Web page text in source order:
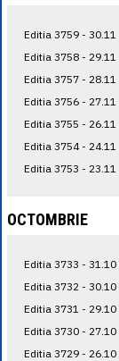
Editia 3759 - 30.11
Editia 3758 - 29.11
Editia 3757 - 28.11
Editia 3756 - 27.11
Editia 3755 - 26.11
Editia 3754 - 24.11
Editia 3753 - 23.11
OCTOMBRIE
Editia 3733 - 31.10
Editia 3732 - 30.10
Editia 3731 - 29.10
Editia 3730 - 27.10
Editia 3729 - 26.10